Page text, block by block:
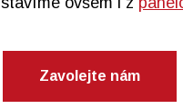
Zavolejte nám